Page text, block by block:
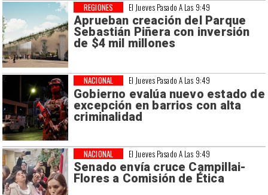
El Jueves Pasado A Las 9:49
Aprueban creación del Parque
Sebastián Piñera con inversión
de $4 mil millones
REGIONES
El Jueves Pasado A Las 9:49
Gobierno evalúa nuevo estado de
excepción en barrios con alta
criminalidad
NACIONAL
El Jueves Pasado A Las 9:49
Senado envía cruce Campillai-
Flores a Comisión de Ética
NACIONAL